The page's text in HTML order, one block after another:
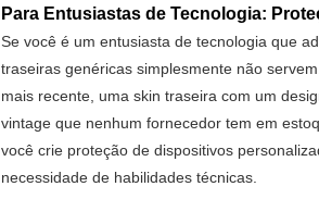
Para Entusiastas de Tecnologia:
Se você é um entusiasta de tecnologia que
traseiras genéricas simplesmente não
mais recente, uma skin traseira com um
vintage que nenhum fornecedor tem em
você crie proteção de dispositivos
necessidade de habilidades técnicas.